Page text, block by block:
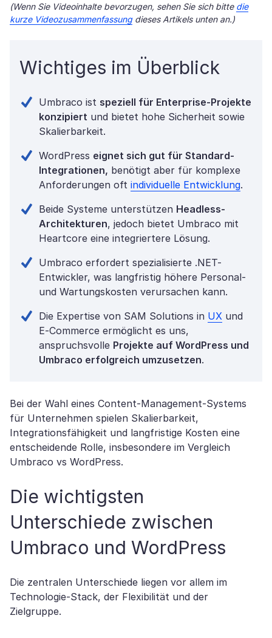
(Wenn Sie Videoinhalte bevorzugen, sehen Sie sich bitte die
kurze Videozusammenfassungdieses Artikels unten an.)
Wichtiges im Überblick
Umbraco ist speziell für Enterprise-Projekte
konzipiert und bietet hohe Sicherheit sowie
Skalierbarkeit.
WordPress eignet sich gut für Standard-
Integrationen, benötigt aber für komplexe
Anforderungen oft individuelle Entwicklung.
Beide Systeme unterstützen Headless-
Architekturen, jedoch bietet Umbraco mit
Heartcore eine integriertere Lösung.
Umbraco erfordert spezialisierte .NET-
Entwickler, was langfristig höhere Personal-
und Wartungskosten verursachen kann.
Die Expertise von SAM Solutions in UX und
E-Commerce ermöglicht es uns,
anspruchsvolle Projekte auf WordPress und
Umbraco erfolgreich umzusetzen.
Bei der Wahl eines Content-Management-Systems
für Unternehmen spielen Skalierbarkeit,
Integrationsfähigkeit und langfristige Kosten eine
entscheidende Rolle, insbesondere im Vergleich
Umbraco vs WordPress.
Die wichtigsten
Unterschiede zwischen
Umbraco und WordPress
Die zentralen Unterschiede liegen vor allem im
Technologie-Stack, der Flexibilität und der
Zielgruppe.